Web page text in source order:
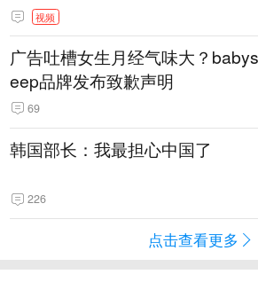
人，把这当成一场阴谋”，全场哄笑
视频
广告吐槽女生月经气味大？
eep品牌发布致歉声明
69
韩国部长：我最担心中国了
226
点击查看更多